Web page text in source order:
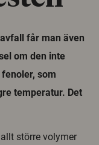
får man även
om den inte
som
temperatur. Det
större volymer